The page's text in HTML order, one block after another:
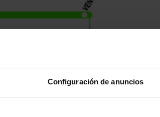
Configuración de anuncios